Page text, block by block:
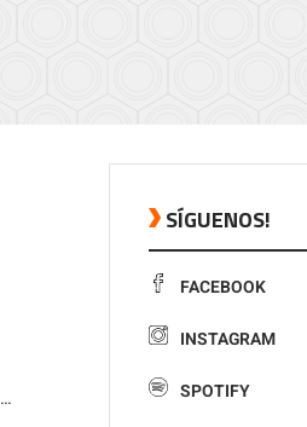
SÍGUENOS!
FACEBOOK
INSTAGRAM
SPOTIFY